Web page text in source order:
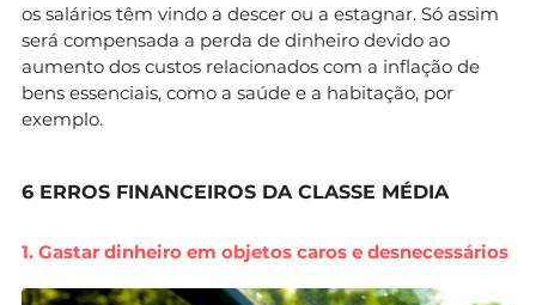
os salários têm vindo a descer ou a estagnar. Só assim
será compensada a perda de dinheiro devido ao
aumento dos custos relacionados com a inflação de
bens essenciais, como a saúde e a habitação, por
exemplo.
6 ERROS FINANCEIROS DA CLASSE MÉDIA
1. Gastar dinheiro em objetos caros e desnecessários